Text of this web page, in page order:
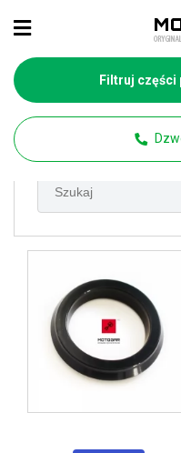
Filtruj części
Strona główna Części